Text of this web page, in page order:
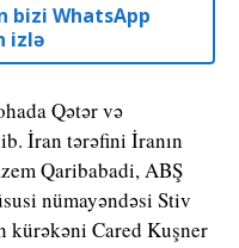
bizi WhatsApp
izlə
Qətər və
İran tərəfini İranın
Qaribabadi, ABŞ
nümayəndəsi Stiv
Cared Kuşner